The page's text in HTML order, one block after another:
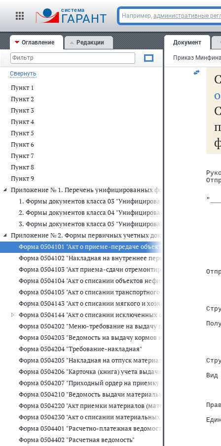
cистема
ГАРАНТ Например, административные
Оглавление Редакции
Свернуть
Пункт 1
Пункт 2
Пункт 3
Пункт 4
Пункт 5
Пункт 6
Пункт 7
Пункт 8
Пункт 9
Приложение № 1. Перечень унифицированных форм первичных
1. Формы документов класса 03 "Унифицированная система
2. Формы документов класса 04 "Унифицированная система
3. Формы документов класса 05 "Унифицированная система
Приложение № 2. Формы первичных учетных документов для
Форма 0504101 "Акт о приеме-передаче объектов нефинансовых
Форма 0504102 "Накладная на внутреннее перемещение
Форма 0504103 "Акт приема-сдачи отремонтированных,
Форма 0504104 "Акт о списании объектов нефинансовых активов
Форма 0504105 "Акт о списании транспортного средства"
Форма 0504143 "Акт о списании мягкого и хозяйственного
Форма 0504144 "Акт о списании исключенных объектов
Форма 0504202 "Меню-требование на выдачу продуктов питания"
Форма 0504203 "Ведомость на выдачу кормов и фуража"
Форма 0504204 "Требование-накладная"
Форма 0504205 "Накладная на отпуск материалов (материальных
Форма 0504206 "Карточка (книга) учета выдачи имущества в
Форма 0504207 "Приходный ордер на приемку материальных
Форма 0504210 "Ведомость выдачи материальных ценностей на
Форма 0504220 "Акт приемки материалов (материальных
Форма 0504230 "Акт о списании материальных запасов"
Форма 0504401 "Расчетно-платежная ведомость"
Форма 0504402 "Расчетная ведомость"
Документ